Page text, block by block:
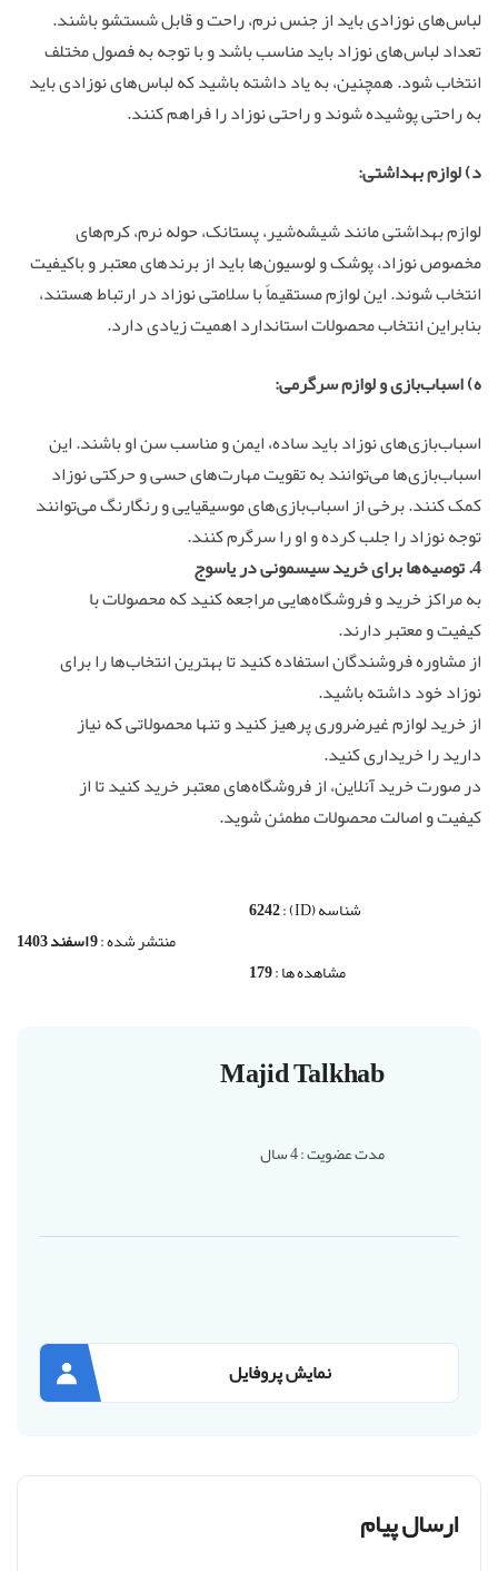
لباس‌های نوزادی باید از جنس نرم، راحت و قابل شستشو باشند.
تعداد لباس‌های نوزاد باید مناسب باشد و با توجه به فصول مختلف
انتخاب شود. همچنین، به یاد داشته باشید که لباس‌های نوزادی باید
به راحتی پوشیده شوند و راحتی نوزاد را فراهم کنند.
د) لوازم بهداشتی:
لوازم بهداشتی مانند شیشه‌شیر، پستانک، حوله نرم، کرم‌های
مخصوص نوزاد، پوشک و لوسیون‌ها باید از برندهای معتبر و باکیفیت
انتخاب شوند. این لوازم مستقیماً با سلامتی نوزاد در ارتباط هستند،
بنابراین انتخاب محصولات استاندارد اهمیت زیادی دارد.
ه) اسباب‌بازی و لوازم سرگرمی:
اسباب‌بازی‌های نوزاد باید ساده، ایمن و مناسب سن او باشند. این
اسباب‌بازی‌ها می‌توانند به تقویت مهارت‌های حسی و حرکتی نوزاد
کمک کنند. برخی از اسباب‌بازی‌های موسیقیایی و رنگارنگ می‌توانند
توجه نوزاد را جلب کرده و او را سرگرم کنند.
4. توصیه‌ها برای خرید سیسمونی در یاسوج
به مراکز خرید و فروشگاه‌هایی مراجعه کنید که محصولات با
کیفیت و معتبر دارند.
از مشاوره فروشندگان استفاده کنید تا بهترین انتخاب‌ها را برای
نوزاد خود داشته باشید.
از خرید لوازم غیرضروری پرهیز کنید و تنها محصولاتی که نیاز
دارید را خریداری کنید.
در صورت خرید آنلاین، از فروشگاه‌های معتبر خرید کنید تا از
کیفیت و اصالت محصولات مطمئن شوید.
شناسه (ID) :
6242
منتشر شده :9 اسفند 1403
مشاهده ها :179
Majid Talkhab
مدت عضویت : 4 سال
نمایش پروفایل
ارسال پیام